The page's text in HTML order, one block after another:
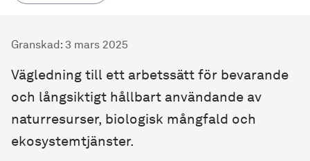
Granskad : 3 mars 2025
Vägledning till ett arbetssätt för bevarande
och långsiktigt hållbart användande av
naturresurser, biologisk mångfald och
ekosystemtjänster.